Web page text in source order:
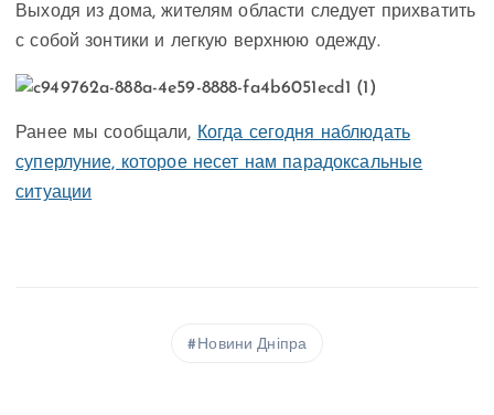
Выходя из дома, жителям области следует прихватить
с собой зонтики и легкую верхнюю одежду.
Ранее мы сообщали, Когда сегодня наблюдать
суперлуние, которое несет нам парадоксальные
ситуации
Новини Дніпра